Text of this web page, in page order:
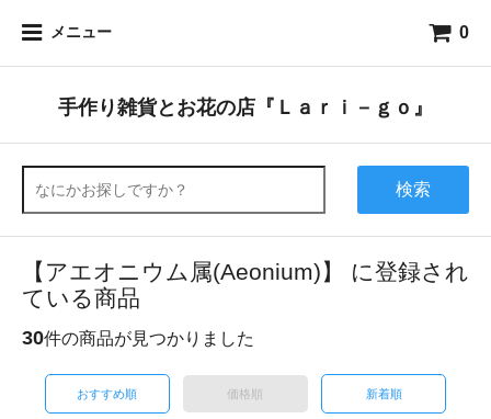
メニュー 0
手作り雑貨とお花の店『Ｌａｒｉ－ｇｏ』
検索
【アエオニウム属(Aeonium)】 に登録され
ている商品
30件の商品が見つかりました
おすすめ順 価格順 新着順